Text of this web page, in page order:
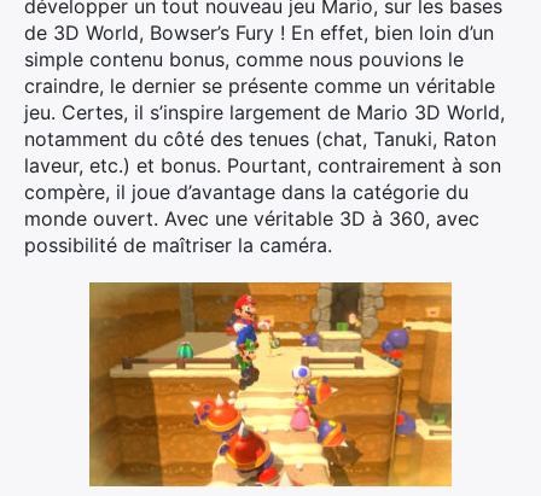
développer un tout nouveau jeu Mario, sur les bases
de 3D World, Bowser’s Fury ! En effet, bien loin d’un
simple contenu bonus, comme nous pouvions le
craindre, le dernier se présente comme un véritable
jeu. Certes, il s’inspire largement de Mario 3D World,
notamment du côté des tenues (chat, Tanuki, Raton
laveur, etc.) et bonus. Pourtant, contrairement à son
compère, il joue d’avantage dans la catégorie du
monde ouvert. Avec une véritable 3D à 360, avec
possibilité de maîtriser la caméra.